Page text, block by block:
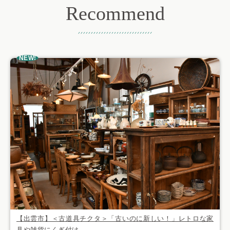
Recommend
NEW!
【出雲市】＜古道具チクタ＞「古いのに新しい！」レトロな家